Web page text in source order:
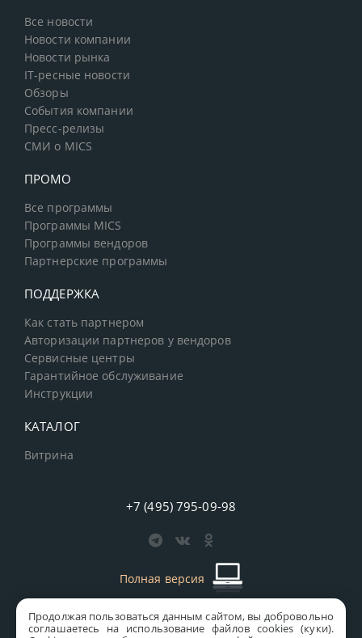
Продолжая пользоваться данным сайтом, вы добровольно
соглашаетесь на использование файлов cookies (куки).
Все новости
Новости компании
Новости рынка
IT-ресные новости
Обзоры
События компании
Пресс-релизы
СМИ о MICS
ПРОМО
Все программы
Программы MICS
Программы вендоров
Партнерские программы
ПОДДЕРЖКА
Как стать партнером
Авторизации партнеров у вендоров
Сервисные центры
Гарантийное обслуживание
Инструкции
КАТАЛОГ
Витрина
+7 (495) 795-09-98
Полная версия
старая версия сайтаMICS